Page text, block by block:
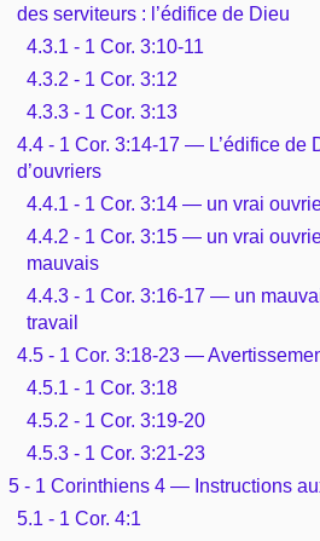
des serviteurs : l’édifice de Dieu
4.3.1 - 1 Cor. 3:10-11
4.3.2 - 1 Cor. 3:12
4.3.3 - 1 Cor. 3:13
4.4 - 1 Cor. 3:14-17 — L’édifice de
d’ouvriers
4.4.1 - 1 Cor. 3:14 — un vrai
4.4.2 - 1 Cor. 3:15 — un vrai
mauvais
4.4.3 - 1 Cor. 3:16-17 — un
travail
4.5 - 1 Cor. 3:18-23 —
4.5.1 - 1 Cor. 3:18
4.5.2 - 1 Cor. 3:19-20
4.5.3 - 1 Cor. 3:21-23
5 - 1 Corinthiens 4 — Instructions
5.1 - 1 Cor. 4:1